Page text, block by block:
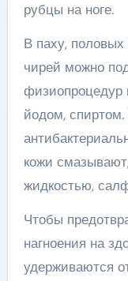
рубцы на ноге.
В паху, половых
чирей можно
физиопроцедур
йодом,
кожи
жидкостью,
Чтобы
нагноения на
удерживаются